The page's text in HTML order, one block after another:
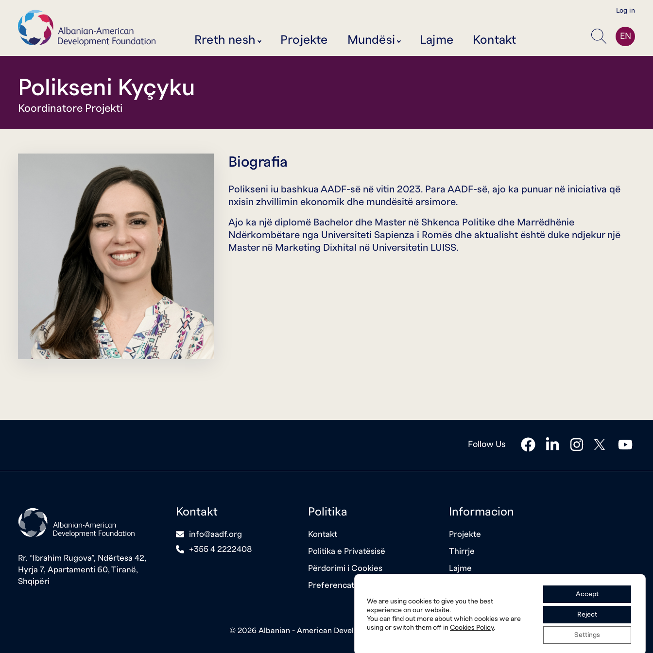
Log in
Rreth nesh Projekte Mundësi Lajme Kontakt Kërko
EN
Polikseni Kyçyku
Koordinatore Projekti
Biografia
Polikseni iu bashkua AADF-së në vitin 2023. Para AADF-së, ajo ka punuar në iniciativa që
nxisin zhvillimin ekonomik dhe mundësitë arsimore.
Ajo ka një diplomë Bachelor dhe Master në Shkenca Politike dhe Marrëdhënie
Ndërkombëtare nga Universiteti Sapienza i Romës dhe aktualisht është duke ndjekur një
Master në Marketing Dixhital në Universitetin LUISS.
Follow Us facebooklinkedininstagramtwitter youtube
Rr. “Ibrahim Rugova”, Ndërtesa 42,
Hyrja 7, Apartamenti 60, Tiranë,
Shqipëri
Kontakt
icon
info@aadf.org
icon
+355 4 2222408
Politika
Kontakt
Politika e Privatësisë
Përdorimi i Cookies
Preferencat e Cookies
Informacion
Projekte
Thirrje
Lajme
© 2026 Albanian - American Development Foundation
We are using cookies to give you the best
experience on our website.
You can find out more about which cookies we are
using or switch them off in Cookies Policy.
Accept
Reject
Settings